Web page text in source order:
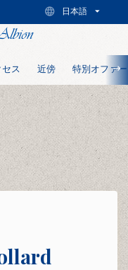
セス 近傍 特別オファー
日本語